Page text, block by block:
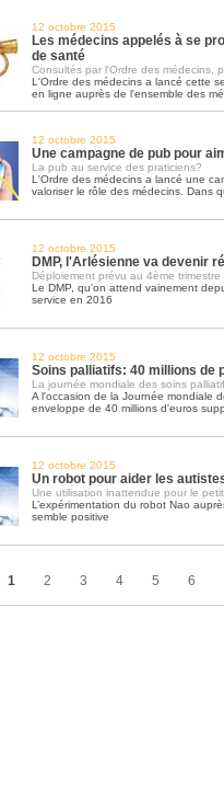
12 octobre 2015
Les médecins appelés à se
de santé
Consultés par l'Ordre des médecins,
L'Ordre des médecins a lancé cette
en ligne auprès de l'ensemble des
12 octobre 2015
Une campagne de pub pour
La pub au service des praticiens?
L'Ordre des médecins a lancé une
valoriser le rôle des médecins. Dans
12 octobre 2015
DMP, l'Arlésienne va devenir
Déploiement prévu au 4ème trimestre
Le DMP, qu'on attend vainement
service en 2016
12 octobre 2015
Soins palliatifs: 40 millions de
La journée mondiale des soins
A l'occasion de la Journée mondiale
enveloppe de 40 millions d'euros
12 octobre 2015
Un robot pour aider les
Une utilisation inattendue pour le
L’expérimentation du robot Nao
semble positive
1 2 3 4 5 6